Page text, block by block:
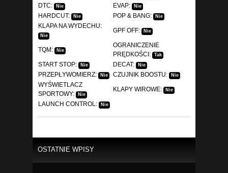
DTC: Nie EVAP: Nie
HARDCUT: Nie POP & BANG: Nie
KLAPA NA WYDECHU:
Nie
GPF OFF: Nie
TQM: Nie
OGRANICZENIE
PRĘDKOŚCI:
Tak
START STOP: Nie DECAT: Nie
PRZEPŁYWOMIERZ: Nie CZUJNIK BOOSTU: Nie
WYŚWIETLACZ
SPORTOWY:
Nie
KLAPY WIROWE: Nie
LAUNCH CONTROL: Nie
OSTATNIE WPISY